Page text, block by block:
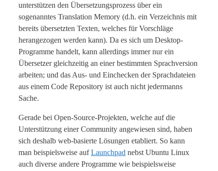
unterstützen den Übersetzungsprozess über ein
sogenanntes Translation Memory (d.h. ein Verzeichnis mit
bereits übersetzten Texten, welches für Vorschläge
herangezogen werden kann). Da es sich um Desktop-
Programme handelt, kann allerdings immer nur ein
Übersetzer gleichzeitig an einer bestimmten Sprachversion
arbeiten; und das Aus- und Einchecken der Sprachdateien
aus einem Code Repository ist auch nicht jedermanns
Sache.
Gerade bei Open-Source-Projekten, welche auf die
Unterstützung einer Community angewiesen sind, haben
sich deshalb web-basierte Lösungen etabliert. So kann
man beispielsweise aufLaunchpad nebst Ubuntu Linux
auch diverse andere Programme wie beispielsweise